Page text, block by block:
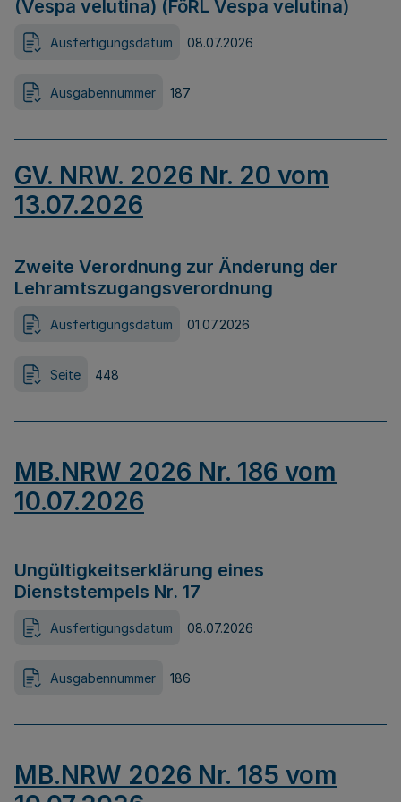
(Vespa velutina) (FöRL Vespa velutina)
Ausfertigungsdatum 08.07.2026
Ausgabennummer 187
GV. NRW. 2026 Nr. 20 vom
13.07.2026
Zweite Verordnung zur Änderung der
Lehramtszugangsverordnung
Ausfertigungsdatum 01.07.2026
Seite 448
MB.NRW 2026 Nr. 186 vom
10.07.2026
Ungültigkeitserklärung eines
Dienststempels Nr. 17
Ausfertigungsdatum 08.07.2026
Ausgabennummer 186
MB.NRW 2026 Nr. 185 vom